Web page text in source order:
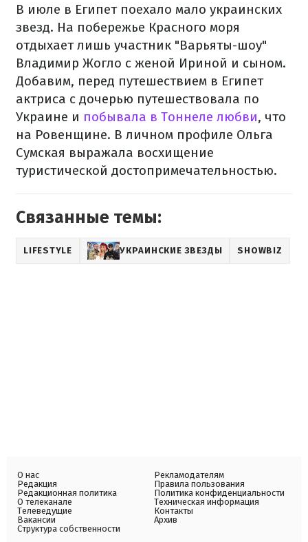
В июле в Египет поехало мало украинских
звезд. На побережье Красного моря
отдыхает лишь участник "Варьяты-шоу"
Владимир Жогло с женой Ириной и сыном.
Добавим, перед путешествием в Египет
актриса с дочерью путешествовала по
Украине и побывала в Тоннеле любви, что
на Ровенщине. В личном профиле Ольга
Сумская выражала восхищение
туристической достопримечательностью.
Связанные темы:
LIFESTYLE УКРАИНСКИЕ ЗВЕЗДЫ SHOWBIZ
О нас
Редакция
Редакционная политика
О телеканале
Телеведущие
Вакансии
Структура собственности
Рекламодателям
Правила пользования
Политика конфиденциальности
Техническая информация
Контакты
Архив